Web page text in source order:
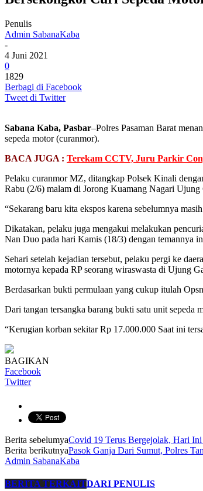
Penulis
Admin SabanaKaba
-
4 Juni 2021
0
1829
Berbagi di Facebook
Tweet di Twitter
Sabana Kaba, Pasbar–Polres Pasaman Barat
sepeda motor (curanmor).
BACA JUGA : Terekam CCTV, Juru Parkir
Pelaku curanmor MZ, ditangkap Polsek Kinali
Rabu (2/6) malam di Jorong Kuamang Nagari
“Sekarang baru kita ekspos karena sebelumnya
Dikatakan, pelaku juga mengakui melakukan
Nan Duo pada hari Kamis (18/3) dengan temannya
Sehari setelah kejadian tersebut, pelaku pergi ke
motornya kepada RP seorang wiraswasta di Ujung
Berdasarkan bukti permulaan yang cukup itulah
Dari tangan tersangka barang bukti satu unit
“Kerugian korban sekitar Rp 17.000.000 Saat ini
BAGIKAN
Facebook
Twitter
Berita sebelumyaCovid 19 Terus Bergejolak, Hari
Berita berikutnyaPasok Ganja Dari Sumut, Polres
Admin SabanaKaba
BERITA TERKAITDARI PENULIS